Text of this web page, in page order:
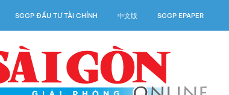
SGGP ĐẦU TƯ TÀI CHÍNH 中文版 SGGP EPAPER